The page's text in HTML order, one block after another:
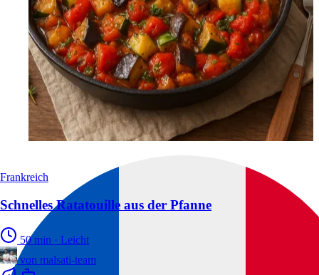
Frankreich
Schnelles Ratatouille aus der Pfanne
50 min · Leicht
von malsati-team